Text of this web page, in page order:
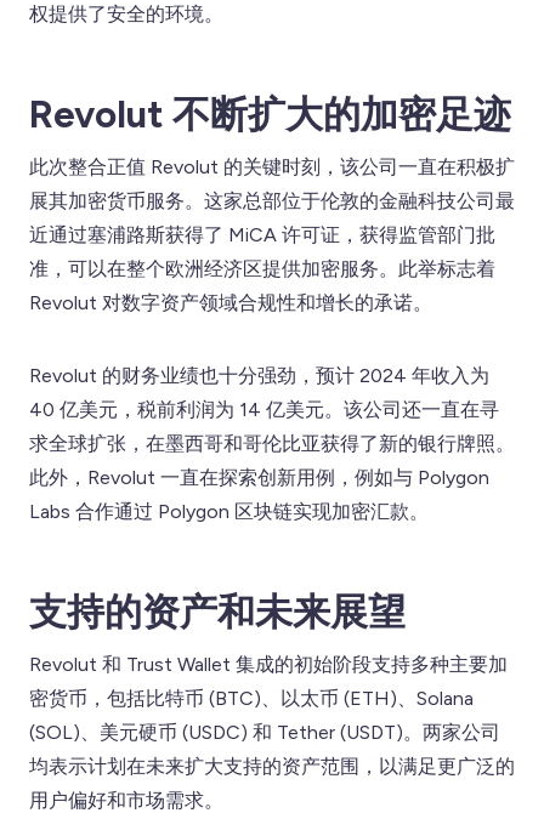
权提供了安全的环境。
Revolut 不断扩大的加密足迹
此次整合正值 Revolut 的关键时刻，该公司一直在积极扩
展其加密货币服务。这家总部位于伦敦的金融科技公司最
近通过塞浦路斯获得了 MiCA 许可证，获得监管部门批
准，可以在整个欧洲经济区提供加密服务。此举标志着
Revolut 对数字资产领域合规性和增长的承诺。
Revolut 的财务业绩也十分强劲，预计 2024 年收入为
40 亿美元，税前利润为 14 亿美元。该公司还一直在寻
求全球扩张，在墨西哥和哥伦比亚获得了新的银行牌照。
此外，Revolut 一直在探索创新用例，例如与 Polygon
Labs 合作通过 Polygon 区块链实现加密汇款。
支持的资产和未来展望
Revolut 和 Trust Wallet 集成的初始阶段支持多种主要加
密货币，包括比特币 (BTC)、以太币 (ETH)、Solana
(SOL)、美元硬币 (USDC) 和 Tether (USDT)。两家公司
均表示计划在未来扩大支持的资产范围，以满足更广泛的
用户偏好和市场需求。